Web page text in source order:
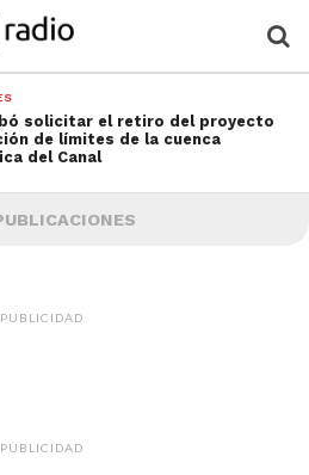
solicitar el retiro del proyecto
de límites de la cuenca
del Canal
PUBLICIDAD
PUBLICIDAD